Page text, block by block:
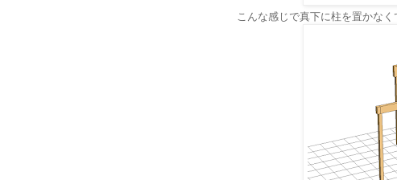
こんな感じで真下に柱を置かな